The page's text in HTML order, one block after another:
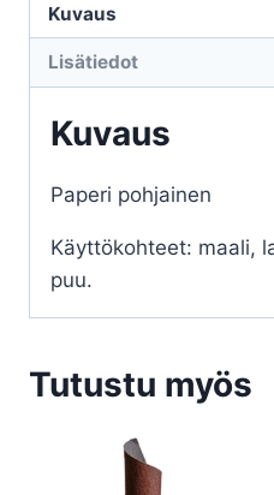
KLINGSPOR
PS30D
Kuvaus
Lisätiedot
Kuvaus
Paperi pohjainen
Käyttökohteet: maali,
puu.
Tutustu myös